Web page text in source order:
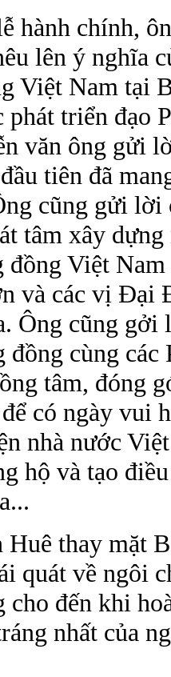
hành chính,
lên ý nghĩa
Việt Nam tại
phát triển đạo
văn ông gửi
tiên đã
cũng gửi
tâm xây
đồng Việt
và các vị Đại
Ông cũng
đồng cùng
tâm, đóng
có ngày vui
nhà nước
hộ và tạo
thay mặt
quát về ngôi
đến khi
nhất của